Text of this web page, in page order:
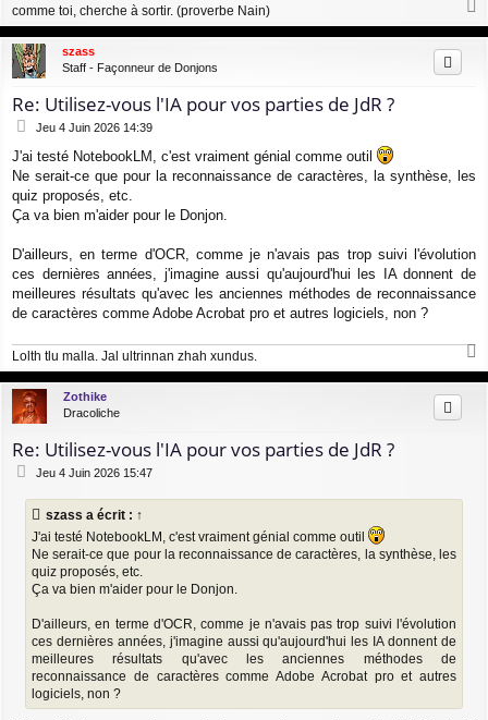
comme toi, cherche à sortir. (proverbe Nain)
a
u
szass
Staff - Façonneur de Donjons
Re: Utilisez-vous l'IA pour vos parties de JdR ?
M
s
s
a
e
Jeu 4 Juin 2026 14:39
J'ai testé NotebookLM, c'est vraiment génial comme outil
Ne serait-ce que pour la reconnaissance de caractères, la synthèse, les
quiz proposés, etc.
Ça va bien m'aider pour le Donjon.
D'ailleurs, en terme d'OCR, comme je n'avais pas trop suivi l'évolution
ces dernières années, j'imagine aussi qu'aujourd'hui les IA donnent de
meilleures résultats qu'avec les anciennes méthodes de reconnaissance
de caractères comme Adobe Acrobat pro et autres logiciels, non ?
Lolth tlu malla. Jal ultrinnan zhah xundus.
a
u
Zothike
Dracoliche
Re: Utilisez-vous l'IA pour vos parties de JdR ?
M
s
s
a
g
e
Jeu 4 Juin 2026 15:47
szass a écrit : ↑
J'ai testé NotebookLM, c'est vraiment génial comme outil
Ne serait-ce que pour la reconnaissance de caractères, la synthèse, les
quiz proposés, etc.
Ça va bien m'aider pour le Donjon.
D'ailleurs, en terme d'OCR, comme je n'avais pas trop suivi l'évolution
ces dernières années, j'imagine aussi qu'aujourd'hui les IA donnent de
meilleures résultats qu'avec les anciennes méthodes de
reconnaissance de caractères comme Adobe Acrobat pro et autres
logiciels, non ?